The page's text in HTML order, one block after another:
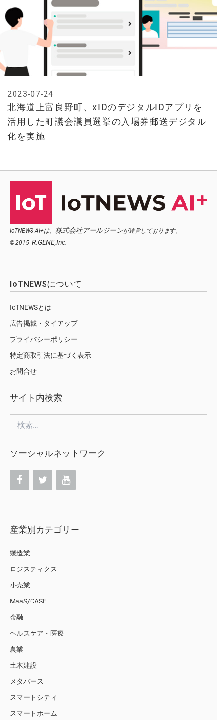
北海道上富良野町、xIDのデジタルIDアプリを
活用した町議会議員選挙の入場券郵送デジタル
化を実施
2023-07-24
IoTNEWS AI+は、 株式会社アールジーンが運営しております。
© 2015- R.GENE,Inc.
IoTNEWSについて
IoTNEWSとは
広告掲載・タイアップ
プライバシーポリシー
特定商取引法に基づく表示
お問合せ
サイト内検索
索:
ソーシャルネットワーク
産業別カテゴリー
製造業
ロジスティクス
小売業
MaaS/CASE
金融
ヘルスケア・医療
農業
土木建設
メタバース
スマートシティ
スマートホーム